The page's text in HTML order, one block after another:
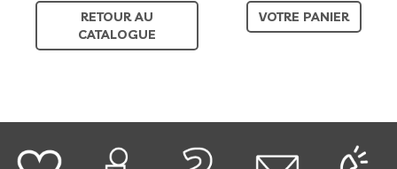
RETOUR AU
CATALOGUE
VOTRE PANIER